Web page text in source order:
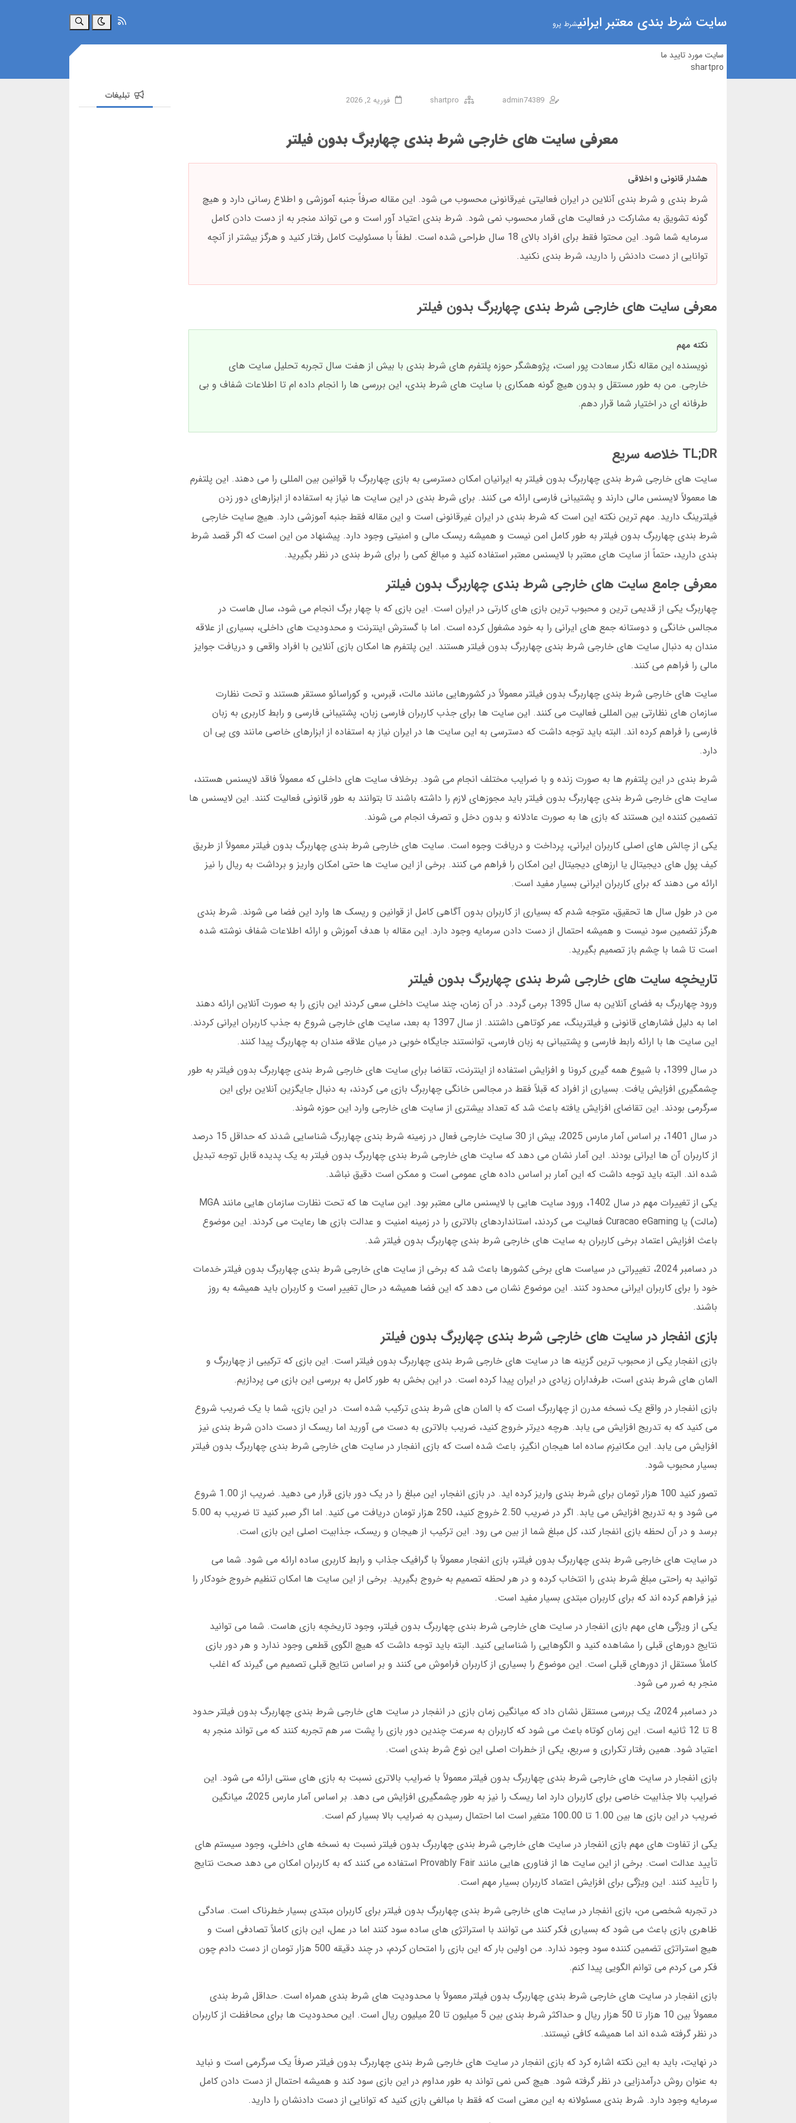
سایت شرط بندی معتبر ایرانیشرط پرو جستجو
سایت مورد تایید ما
shartpro
admin74389
shartpro فوریه 2, 2026
معرفی سایت‌ های خارجی شرط بندی چهاربرگ بدون فیلتر
هشدار قانونی و اخلاقی
شرط بندی و شرط بندی آنلاین در ایران فعالیتی غیرقانونی محسوب می شود. این مقاله صرفاً جنبه آموزشی و اطلاع رسانی دارد و هیچ
گونه تشویق به مشارکت در فعالیت های قمار محسوب نمی شود. شرط بندی اعتیاد آور است و می تواند منجر به از دست دادن کامل
سرمایه شما شود. این محتوا فقط برای افراد بالای 18 سال طراحی شده است. لطفاً با مسئولیت کامل رفتار کنید و هرگز بیشتر از آنچه
توانایی از دست دادنش را دارید، شرط بندی نکنید.
معرفی سایت های خارجی شرط بندی چهاربرگ بدون فیلتر
نکته مهم
نویسنده این مقاله نگار سعادت پور است، پژوهشگر حوزه پلتفرم های شرط بندی با بیش از هفت سال تجربه تحلیل سایت های
خارجی. من به طور مستقل و بدون هیچ گونه همکاری با سایت های شرط بندی، این بررسی ها را انجام داده ام تا اطلاعات شفاف و بی
طرفانه ای در اختیار شما قرار دهم.
TL;DR خلاصه سریع
سایت های خارجی شرط بندی چهاربرگ بدون فیلتر به ایرانیان امکان دسترسی به بازی چهاربرگ با قوانین بین المللی را می دهند. این پلتفرم
ها معمولاً لایسنس مالی دارند و پشتیبانی فارسی ارائه می کنند. برای شرط بندی در این سایت ها نیاز به استفاده از ابزارهای دور زدن
فیلترینگ دارید. مهم ترین نکته این است که شرط بندی در ایران غیرقانونی است و این مقاله فقط جنبه آموزشی دارد. هیچ سایت خارجی
شرط بندی چهاربرگ بدون فیلتر به طور کامل امن نیست و همیشه ریسک مالی و امنیتی وجود دارد. پیشنهاد من این است که اگر قصد شرط
بندی دارید، حتماً از سایت های معتبر با لایسنس معتبر استفاده کنید و مبالغ کمی را برای شرط بندی در نظر بگیرید.
معرفی جامع سایت های خارجی شرط بندی چهاربرگ بدون فیلتر
چهاربرگ یکی از قدیمی ترین و محبوب ترین بازی های کارتی در ایران است. این بازی که با چهار برگ انجام می شود، سال هاست در
مجالس خانگی و دوستانه جمع های ایرانی را به خود مشغول کرده است. اما با گسترش اینترنت و محدودیت های داخلی، بسیاری از علاقه
مندان به دنبال سایت های خارجی شرط بندی چهاربرگ بدون فیلتر هستند. این پلتفرم ها امکان بازی آنلاین با افراد واقعی و دریافت جوایز
مالی را فراهم می کنند.
سایت های خارجی شرط بندی چهاربرگ بدون فیلتر معمولاً در کشورهایی مانند مالت، قبرس، و کوراسائو مستقر هستند و تحت نظارت
سازمان های نظارتی بین المللی فعالیت می کنند. این سایت ها برای جذب کاربران فارسی زبان، پشتیبانی فارسی و رابط کاربری به زبان
فارسی را فراهم کرده اند. البته باید توجه داشت که دسترسی به این سایت ها در ایران نیاز به استفاده از ابزارهای خاصی مانند وی پی ان
دارد.
شرط بندی در این پلتفرم ها به صورت زنده و با ضرایب مختلف انجام می شود. برخلاف سایت های داخلی که معمولاً فاقد لایسنس هستند،
سایت های خارجی شرط بندی چهاربرگ بدون فیلتر باید مجوزهای لازم را داشته باشند تا بتوانند به طور قانونی فعالیت کنند. این لایسنس ها
تضمین کننده این هستند که بازی ها به صورت عادلانه و بدون دخل و تصرف انجام می شوند.
یکی از چالش های اصلی کاربران ایرانی، پرداخت و دریافت وجوه است. سایت های خارجی شرط بندی چهاربرگ بدون فیلتر معمولاً از طریق
کیف پول های دیجیتال یا ارزهای دیجیتال این امکان را فراهم می کنند. برخی از این سایت ها حتی امکان واریز و برداشت به ریال را نیز
ارائه می دهند که برای کاربران ایرانی بسیار مفید است.
من در طول سال ها تحقیق، متوجه شدم که بسیاری از کاربران بدون آگاهی کامل از قوانین و ریسک ها وارد این فضا می شوند. شرط بندی
هرگز تضمین سود نیست و همیشه احتمال از دست دادن سرمایه وجود دارد. این مقاله با هدف آموزش و ارائه اطلاعات شفاف نوشته شده
است تا شما با چشم باز تصمیم بگیرید.
تاریخچه سایت های خارجی شرط بندی چهاربرگ بدون فیلتر
ورود چهاربرگ به فضای آنلاین به سال 1395 برمی گردد. در آن زمان، چند سایت داخلی سعی کردند این بازی را به صورت آنلاین ارائه دهند
اما به دلیل فشارهای قانونی و فیلترینگ، عمر کوتاهی داشتند. از سال 1397 به بعد، سایت های خارجی شروع به جذب کاربران ایرانی کردند.
این سایت ها با ارائه رابط فارسی و پشتیبانی به زبان فارسی، توانستند جایگاه خوبی در میان علاقه مندان به چهاربرگ پیدا کنند.
در سال 1399، با شیوع همه گیری کرونا و افزایش استفاده از اینترنت، تقاضا برای سایت های خارجی شرط بندی چهاربرگ بدون فیلتر به طور
چشمگیری افزایش یافت. بسیاری از افراد که قبلاً فقط در مجالس خانگی چهاربرگ بازی می کردند، به دنبال جایگزین آنلاین برای این
سرگرمی بودند. این تقاضای افزایش یافته باعث شد که تعداد بیشتری از سایت های خارجی وارد این حوزه شوند.
در سال 1401، بر اساس آمار مارس 2025، بیش از 30 سایت خارجی فعال در زمینه شرط بندی چهاربرگ شناسایی شدند که حداقل 15 درصد
از کاربران آن ها ایرانی بودند. این آمار نشان می دهد که سایت های خارجی شرط بندی چهاربرگ بدون فیلتر به یک پدیده قابل توجه تبدیل
شده اند. البته باید توجه داشت که این آمار بر اساس داده های عمومی است و ممکن است دقیق نباشد.
یکی از تغییرات مهم در سال 1402، ورود سایت هایی با لایسنس مالی معتبر بود. این سایت ها که تحت نظارت سازمان هایی مانند MGA
(مالت) یا Curacao eGaming فعالیت می کردند، استانداردهای بالاتری را در زمینه امنیت و عدالت بازی ها رعایت می کردند. این موضوع
باعث افزایش اعتماد برخی کاربران به سایت های خارجی شرط بندی چهاربرگ بدون فیلتر شد.
در دسامبر 2024، تغییراتی در سیاست های برخی کشورها باعث شد که برخی از سایت های خارجی شرط بندی چهاربرگ بدون فیلتر خدمات
خود را برای کاربران ایرانی محدود کنند. این موضوع نشان می دهد که این فضا همیشه در حال تغییر است و کاربران باید همیشه به روز
باشند.
بازی انفجار در سایت های خارجی شرط بندی چهاربرگ بدون فیلتر
بازی انفجار یکی از محبوب ترین گزینه ها در سایت های خارجی شرط بندی چهاربرگ بدون فیلتر است. این بازی که ترکیبی از چهاربرگ و
المان های شرط بندی است، طرفداران زیادی در ایران پیدا کرده است. در این بخش به طور کامل به بررسی این بازی می پردازیم.
بازی انفجار در واقع یک نسخه مدرن از چهاربرگ است که با المان های شرط بندی ترکیب شده است. در این بازی، شما با یک ضریب شروع
می کنید که به تدریج افزایش می یابد. هرچه دیرتر خروج کنید، ضریب بالاتری به دست می آورید اما ریسک از دست دادن شرط بندی نیز
افزایش می یابد. این مکانیزم ساده اما هیجان انگیز، باعث شده است که بازی انفجار در سایت های خارجی شرط بندی چهاربرگ بدون فیلتر
بسیار محبوب شود.
تصور کنید 100 هزار تومان برای شرط بندی واریز کرده اید. در بازی انفجار، این مبلغ را در یک دور بازی قرار می دهید. ضریب از 1.00 شروع
می شود و به تدریج افزایش می یابد. اگر در ضریب 2.50 خروج کنید، 250 هزار تومان دریافت می کنید. اما اگر صبر کنید تا ضریب به 5.00
برسد و در آن لحظه بازی انفجار کند، کل مبلغ شما از بین می رود. این ترکیب از هیجان و ریسک، جذابیت اصلی این بازی است.
در سایت های خارجی شرط بندی چهاربرگ بدون فیلتر، بازی انفجار معمولاً با گرافیک جذاب و رابط کاربری ساده ارائه می شود. شما می
توانید به راحتی مبلغ شرط بندی را انتخاب کرده و در هر لحظه تصمیم به خروج بگیرید. برخی از این سایت ها امکان تنظیم خروج خودکار را
نیز فراهم کرده اند که برای کاربران مبتدی بسیار مفید است.
یکی از ویژگی های مهم بازی انفجار در سایت های خارجی شرط بندی چهاربرگ بدون فیلتر، وجود تاریخچه بازی هاست. شما می توانید
نتایج دورهای قبلی را مشاهده کنید و الگوهایی را شناسایی کنید. البته باید توجه داشت که هیچ الگوی قطعی وجود ندارد و هر دور بازی
کاملاً مستقل از دورهای قبلی است. این موضوع را بسیاری از کاربران فراموش می کنند و بر اساس نتایج قبلی تصمیم می گیرند که اغلب
منجر به ضرر می شود.
در دسامبر 2024، یک بررسی مستقل نشان داد که میانگین زمان بازی در انفجار در سایت های خارجی شرط بندی چهاربرگ بدون فیلتر حدود
8 تا 12 ثانیه است. این زمان کوتاه باعث می شود که کاربران به سرعت چندین دور بازی را پشت سر هم تجربه کنند که می تواند منجر به
اعتیاد شود. همین رفتار تکراری و سریع، یکی از خطرات اصلی این نوع شرط بندی است.
بازی انفجار در سایت های خارجی شرط بندی چهاربرگ بدون فیلتر معمولاً با ضرایب بالاتری نسبت به بازی های سنتی ارائه می شود. این
ضرایب بالا جذابیت خاصی برای کاربران دارد اما ریسک را نیز به طور چشمگیری افزایش می دهد. بر اساس آمار مارس 2025، میانگین
ضریب در این بازی ها بین 1.00 تا 100.00 متغیر است اما احتمال رسیدن به ضرایب بالا بسیار کم است.
یکی از تفاوت های مهم بازی انفجار در سایت های خارجی شرط بندی چهاربرگ بدون فیلتر نسبت به نسخه های داخلی، وجود سیستم های
تأیید عدالت است. برخی از این سایت ها از فناوری هایی مانند Provably Fair استفاده می کنند که به کاربران امکان می دهد صحت نتایج
را تأیید کنند. این ویژگی برای افزایش اعتماد کاربران بسیار مهم است.
در تجربه شخصی من، بازی انفجار در سایت های خارجی شرط بندی چهاربرگ بدون فیلتر برای کاربران مبتدی بسیار خطرناک است. سادگی
ظاهری بازی باعث می شود که بسیاری فکر کنند می توانند با استراتژی های ساده سود کنند اما در عمل، این بازی کاملاً تصادفی است و
هیچ استراتژی تضمین کننده سود وجود ندارد. من اولین بار که این بازی را امتحان کردم، در چند دقیقه 500 هزار تومان از دست دادم چون
فکر می کردم می توانم الگویی پیدا کنم.
بازی انفجار در سایت های خارجی شرط بندی چهاربرگ بدون فیلتر معمولاً با محدودیت های شرط بندی همراه است. حداقل شرط بندی
معمولاً بین 10 هزار تا 50 هزار ریال و حداکثر شرط بندی بین 5 میلیون تا 20 میلیون ریال است. این محدودیت ها برای محافظت از کاربران
در نظر گرفته شده اند اما همیشه کافی نیستند.
در نهایت، باید به این نکته اشاره کرد که بازی انفجار در سایت های خارجی شرط بندی چهاربرگ بدون فیلتر صرفاً یک سرگرمی است و نباید
به عنوان روش درآمدزایی در نظر گرفته شود. هیچ کس نمی تواند به طور مداوم در این بازی سود کند و همیشه احتمال از دست دادن کامل
سرمایه وجود دارد. شرط بندی مسئولانه به این معنی است که فقط با مبالغی بازی کنید که توانایی از دست دادنشان را دارید.
تبلیغات